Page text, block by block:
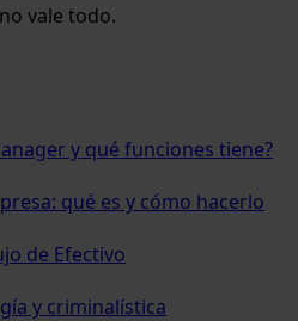
vale todo.
y qué funciones tiene?
qué es y cómo hacerlo
de Efectivo
y criminalística